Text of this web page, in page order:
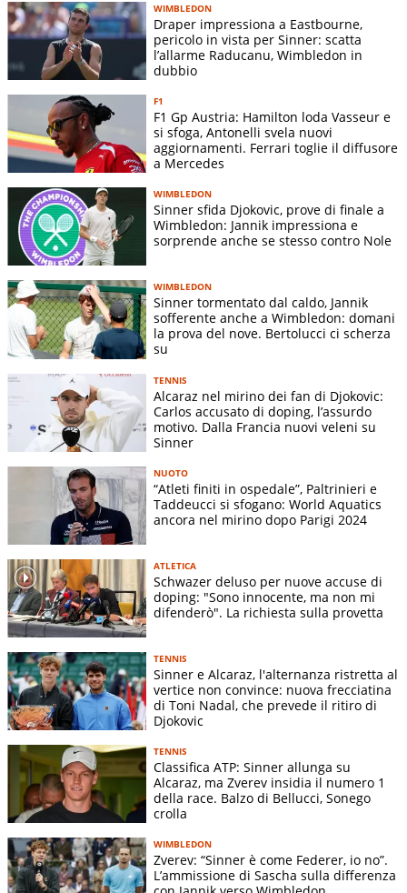
WIMBLEDON
Draper impressiona a Eastbourne,
pericolo in vista per Sinner: scatta
l’allarme Raducanu, Wimbledon in
dubbio
F1
F1 Gp Austria: Hamilton loda Vasseur e
si sfoga, Antonelli svela nuovi
aggiornamenti. Ferrari toglie il diffusore
a Mercedes
WIMBLEDON
Sinner sfida Djokovic, prove di finale a
Wimbledon: Jannik impressiona e
sorprende anche se stesso contro Nole
WIMBLEDON
Sinner tormentato dal caldo, Jannik
sofferente anche a Wimbledon: domani
la prova del nove. Bertolucci ci scherza
su
TENNIS
Alcaraz nel mirino dei fan di Djokovic:
Carlos accusato di doping, l’assurdo
motivo. Dalla Francia nuovi veleni su
Sinner
NUOTO
“Atleti finiti in ospedale”, Paltrinieri e
Taddeucci si sfogano: World Aquatics
ancora nel mirino dopo Parigi 2024
ATLETICA
Schwazer deluso per nuove accuse di
doping: "Sono innocente, ma non mi
difenderò". La richiesta sulla provetta
TENNIS
Sinner e Alcaraz, l'alternanza ristretta al
vertice non convince: nuova frecciatina
di Toni Nadal, che prevede il ritiro di
Djokovic
TENNIS
Classifica ATP: Sinner allunga su
Alcaraz, ma Zverev insidia il numero 1
della race. Balzo di Bellucci, Sonego
crolla
WIMBLEDON
Zverev: “Sinner è come Federer, io no”.
L’ammissione di Sascha sulla differenza